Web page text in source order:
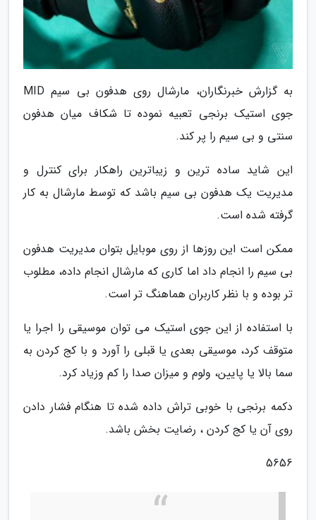
به گزارش خبرنگاران، مارشال روی هدفون بی سیم MID
جوی استیک برنجی تعبیه نموده تا شکاف میان هدفون
سنتی و بی سیم را پر کند.
این شاید ساده ترین و زیباترین راهکار برای کنترل و
مدیریت یک هدفون بی سیم باشد که توسط مارشال به کار
گرفته شده است.
ممکن است این روزها از روی موبایل بتوان مدیریت هدفون
بی سیم را انجام داد اما کاری که مارشال انجام داده، مطلوب
تر بوده و با نظر کاربران هماهنگ تر است.
با استفاده از این جوی استیک می توان موسیقی را اجرا یا
متوقف کرد، موسیقی بعدی یا قبلی را آورد و با کج کردن به
سما بالا یا پایین، ولوم و میزان صدا را کم وزیاد کرد.
دکمه برنجی با خوبی تراش داده شده تا هنگام فشار دادن
روی آن یا کج کردن ، رضایت بخش باشد.
5656